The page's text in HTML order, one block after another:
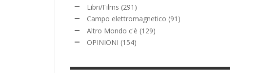
Libri/Films (291)
Campo elettromagnetico (91)
Altro Mondo c'è (129)
OPINIONI (154)